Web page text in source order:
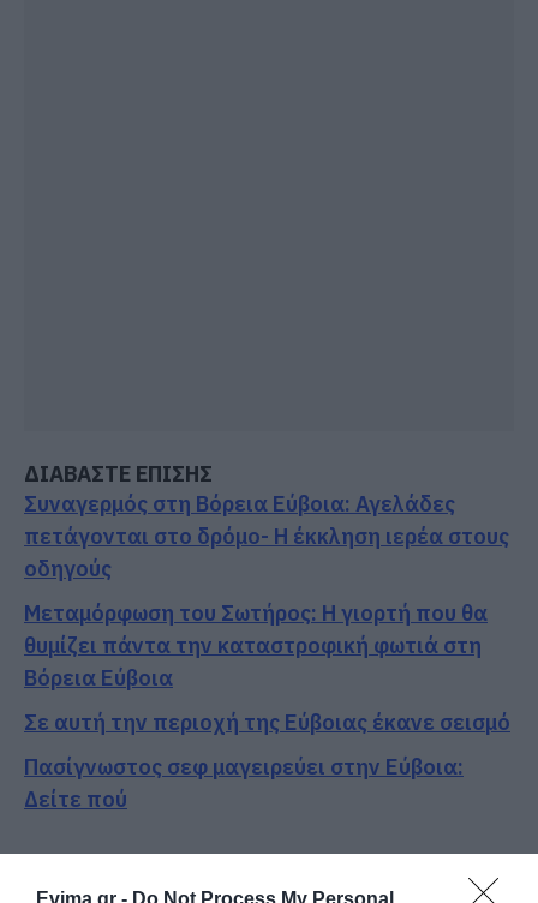
Evima.gr - Do Not Process My Personal
ΔΙΑΒΑΣΤΕ ΕΠΙΣΗΣ
Συναγερμός στη Βόρεια Εύβοια: Αγελάδες
πετάγονται στο δρόμο- Η έκκληση ιερέα στους
οδηγούς
Μεταμόρφωση του Σωτήρος: Η γιορτή που θα
θυμίζει πάντα την καταστροφική φωτιά στη
Βόρεια Εύβοια
Σε αυτή την περιοχή της Εύβοιας έκανε σεισμό
Πασίγνωστος σεφ μαγειρεύει στην Εύβοια:
Δείτε πού